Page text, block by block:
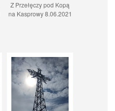
Z Przełęczy pod Kopą
na Kasprowy 8.06.2021